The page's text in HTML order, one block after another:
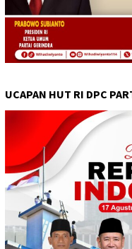
UCAPAN HUT RI DPC